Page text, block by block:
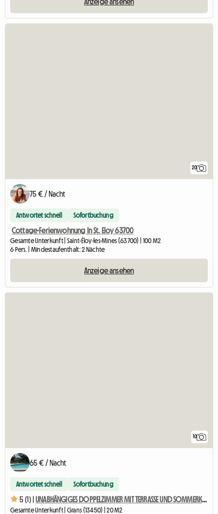
20
75 € / Nacht
Antwortet schnell Sofortbuchung
Cottage-Ferienwohnung In St. Eloy 63700
Gesamte Unterkunft | Saint-Éloy-les-Mines (63700) | 100 M2
6 Pers. | Mindestaufenthalt: 2 Nächte
Anzeige ansehen
10
65 € / Nacht
Antwortet schnell Sofortbuchung
5 (1) | UNABHÄNGIGES DOPPELZIMMER MIT TERRASSE UND SOMMERKÜCHE
Gesamte Unterkunft | Grans (13450) | 20 M2